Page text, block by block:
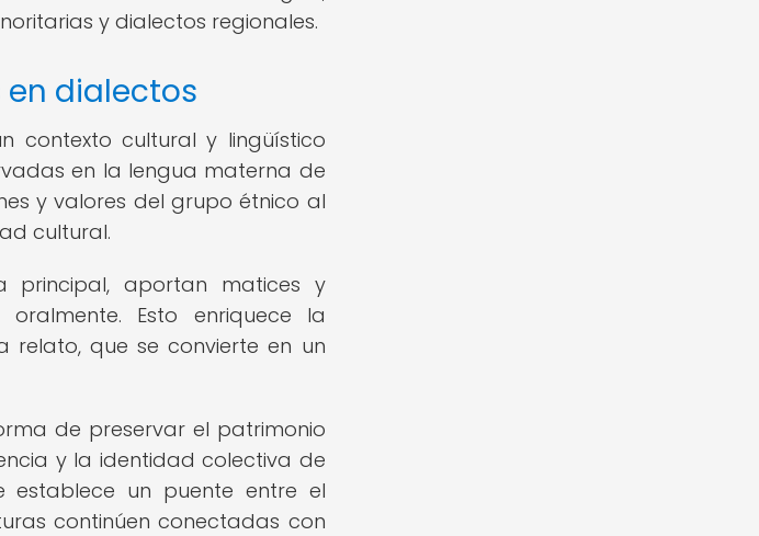
y dialectos regionales.
dialectos
contexto cultural y lingüístico
en la lengua materna de
y valores del grupo étnico al
cultural.
principal, aportan matices y
Esto enriquece la
que se convierte en un
de preservar el patrimonio
y la identidad colectiva de
establece un puente entre el
continúen conectadas con